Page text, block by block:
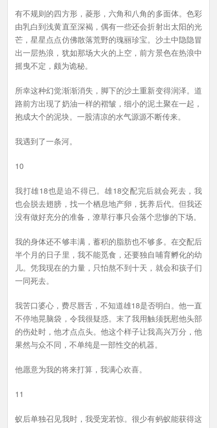
有不规则的四方形，菱形，六角和八角的多面体。色彩
由乳白到浅黄直至深褐，偶有一些还会折射出太阳的光
芒，星星点点仿佛散落荒野的瑰丽珍宝。沙土中隐隐冒
出一层热浪，犹如那场大火的上空，前方景色在热浪中
摇曳不定，颇为诡秘。
所幸这种幻觉渐渐消失，脚下的沙土重新变得润泽。道
路前方出现了奶油一样的褶皱，细小的泥土聚在一起，
抱成大个的泥块。一股清凉的水气源源不断传来。
我遇到了一条河。
10
我打雄18也是迫不得已。雄18交配完后就会死去，我
也会脱去翅膀，找一个栖息地产卵，抚养后代。但我还
没有做好充分的准备，潦草行事只会落个悲惨的下场。
我的身体还不够丰满，蓄积的脂肪也不够多。在交配后
半个月的日子里，我不能觅食，还要独自哺育孵化的幼
儿。凭我现在的力量，只怕熬不到十天，就会和孩子们
一同死去。
我苦口婆心，费尽唇舌，不知道雄18是否明白。他一直
不停地晃脑袋，令我很疑惑。末了我用触须抚慰他头部
的伤处时，他才点点头。他这个样子让我高兴万分，他
果然与众不同，不单纯是一部性交的机器。
他愿意为我的将来打算，我满心欢喜。
11
蚁后单独召见我时，我受宠若惊。很少有蚂蚁能获得这